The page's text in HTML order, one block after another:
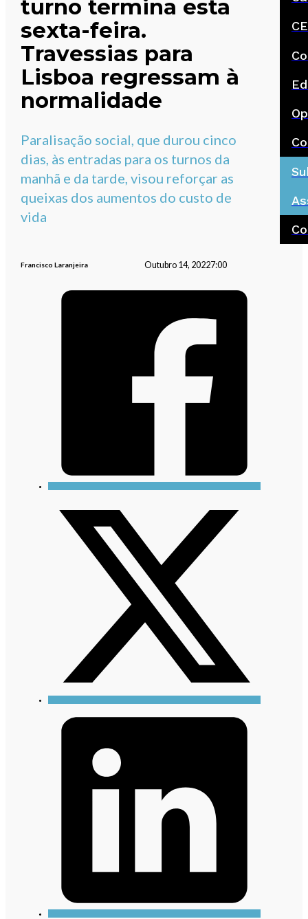
turno termina esta
sexta-feira.
Travessias para
Lisboa regressam à
normalidade
Paralisação social, que durou cinco
dias, às entradas para os turnos da
manhã e da tarde, visou reforçar as
queixas dos aumentos do custo de
vida
Francisco Laranjeira Outubro 14, 20227:00